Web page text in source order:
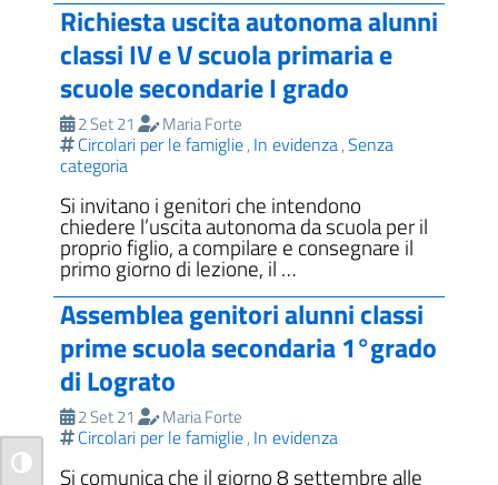
Attiva/disattiva alto contrasto
Richiesta uscita autonoma alunni
classi IV e V scuola primaria e
scuole secondarie I grado
2 Set 21 Maria Forte
Circolari per le famiglie, In evidenza,Senza
categoria
Si invitano i genitori che intendono
chiedere l’uscita autonoma da scuola per il
proprio figlio, a compilare e consegnare il
primo giorno di lezione, il …
Assemblea genitori alunni classi
prime scuola secondaria 1°grado
di Lograto
2 Set 21 Maria Forte
Circolari per le famiglie, In evidenza
Si comunica che il giorno 8 settembre alle